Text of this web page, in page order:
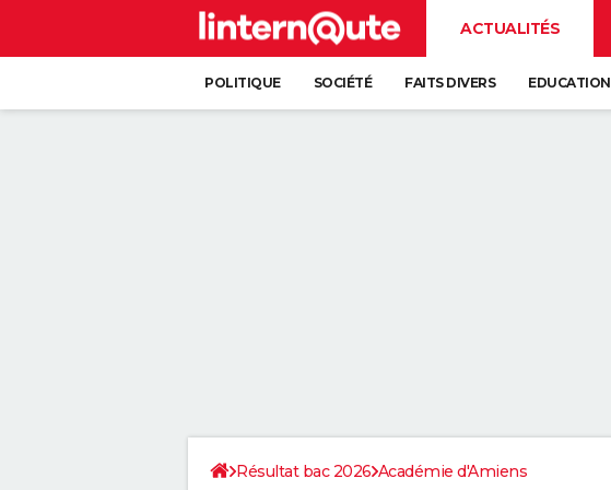
ACTUALITÉS
POLITIQUE SOCIÉTÉ FAITS DIVERS EDUCATION
Résultat bac 2026 Académie d'Amiens